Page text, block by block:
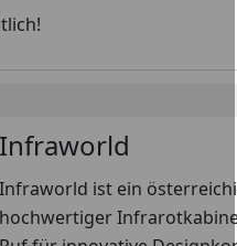
Infraworld
Infraworld ist ein
hochwertiger